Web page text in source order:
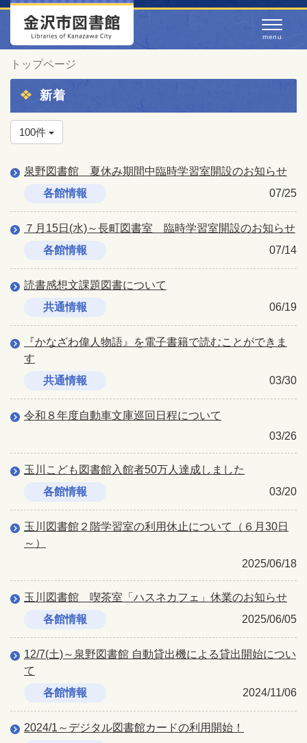
トップページ
新着
100件
泉野図書館 夏休み期間中臨時学習室開設のお知らせ
07/25
各館情報
７月15日(水)～長町図書室 臨時学習室開設のお知らせ
07/14
各館情報
読書感想文課題図書について
06/19
共通情報
『かなざわ偉人物語』を電子書籍で読むことができま
す
03/30
共通情報
令和８年度自動車文庫巡回日程について
03/26
玉川こども図書館入館者50万人達成しました
03/20
各館情報
玉川図書館２階学習室の利用休止について（６月30日
～）
2025/06/18
玉川図書館 喫茶室「ハスネカフェ」休業のお知らせ
2025/06/05
各館情報
12/7(土)～泉野図書館 自動貸出機による貸出開始につい
て
2024/11/06
各館情報
2024/1～デジタル図書館カードの利用開始！